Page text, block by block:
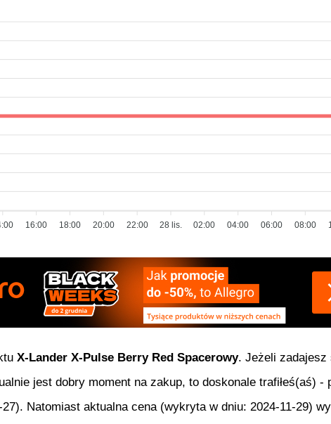
16:00 18:00 20:00 22:00 28 lis. 02:00 04:00 06:00 08:00
X-Lander X-Pulse Berry Red Spacerowy. Jeżeli zadajesz
jest dobry moment na zakup, to doskonale trafiłeś(aś)
27). Natomiast aktualna cena (wykryta w dniu: 2024-11-29)